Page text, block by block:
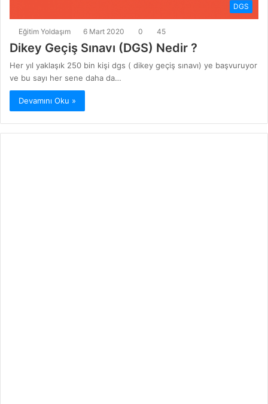
DGS
Eğitim Yoldaşım 6 Mart 2020 0 45
Dikey Geçiş Sınavı (DGS) Nedir ?
Her yıl yaklaşık 250 bin kişi dgs ( dikey geçiş sınavı) ye başvuruyor
ve bu sayı her sene daha da…
Devamını Oku »